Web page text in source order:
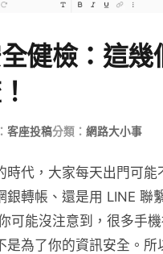
健檢：這
客座投稿分類： 網路大小事
時代，大家每天出門可
銀轉帳、還是用 LINE 聯
可能沒注意到，很多手
是為了你的資訊安全。